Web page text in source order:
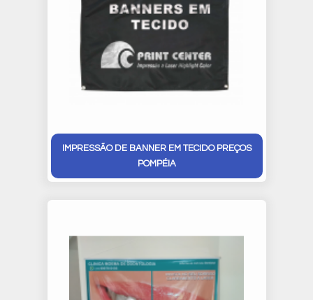
IMPRESSÃO DE BANNER EM TECIDO PREÇOS
POMPÉIA